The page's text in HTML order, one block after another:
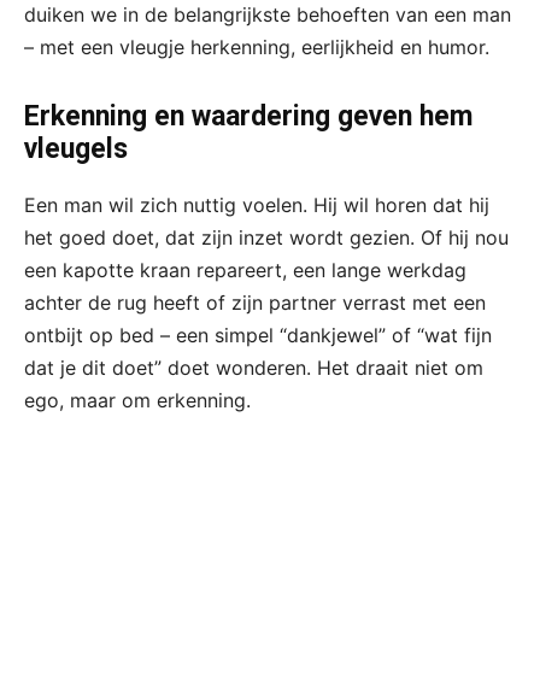
duiken we in de belangrijkste behoeften van een man
– met een vleugje herkenning, eerlijkheid en humor.
Erkenning en waardering geven hem
vleugels
Een man wil zich nuttig voelen. Hij wil horen dat hij
het goed doet, dat zijn inzet wordt gezien. Of hij nou
een kapotte kraan repareert, een lange werkdag
achter de rug heeft of zijn partner verrast met een
ontbijt op bed – een simpel “dankjewel” of “wat fijn
dat je dit doet” doet wonderen. Het draait niet om
ego, maar om erkenning.